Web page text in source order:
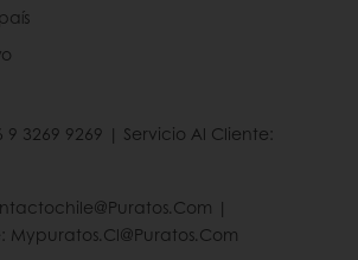
9 3269 9269 | Servicio Al Cliente:
|
Mypuratos.cl@puratos.com